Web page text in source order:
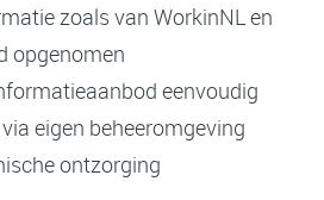
zoals van WorkinNL en
opgenomen
eenvoudig
eigen beheeromgeving
ontzorging